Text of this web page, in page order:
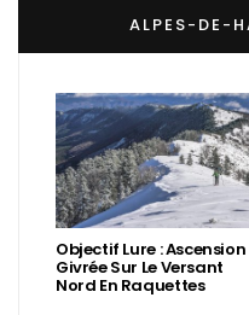
ALPES-DE-
Objectif Lure : Ascension
Givrée Sur Le Versant
Nord En Raquettes